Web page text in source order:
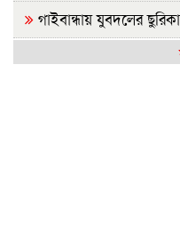
গাইবান্ধায় যুবদলের
নাশকতার পরিকল্পনা